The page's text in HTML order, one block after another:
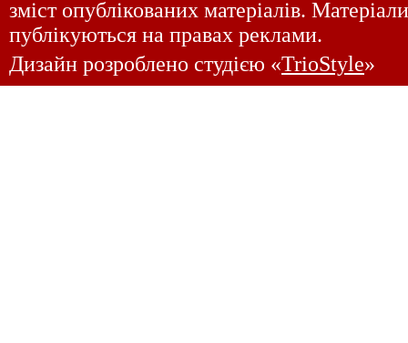
зміст опублікованих матеріалів.
публікуються на правах реклами.
Дизайн розроблено студією «TrioStyle»